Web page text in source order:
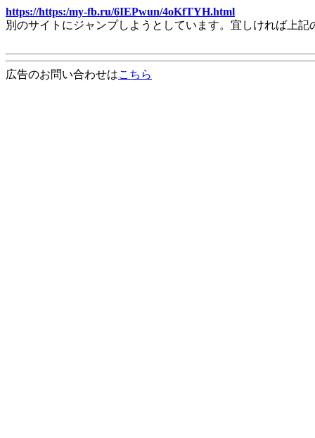
https://https:/my-fb.ru/6IEPwun/4oKfTYH.html
別のサイトにジャンプしようとしています。宜しければ上
広告のお問い合わせはこちら